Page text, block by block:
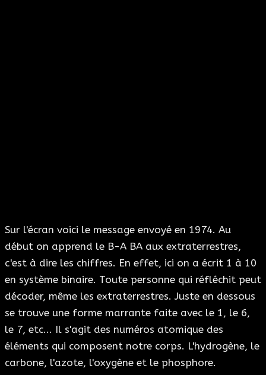
Sur l'écran voici le message envoyé en 1974. Au
début on apprend le B-A BA aux extraterrestres,
c'est à dire les chiffres. En effet, ici on a écrit 1 à 10
en système binaire. Toute personne qui réfléchit peut
décoder, même les extraterrestres. Juste en dessous
se trouve une forme marrante faite avec le 1, le 6,
le 7, etc... Il s'agit des numéros atomique des
éléments qui composent notre corps. L'hydrogène, le
carbone, l'azote, l'oxygène et le phosphore.